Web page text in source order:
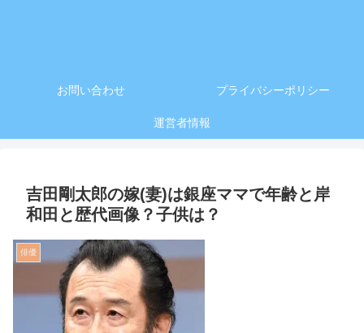
お問い合わせ プライバシーポリシー
運営者情報
吉田剛太郎の嫁(妻)は銀座ママで年齢と岸
和田と歴代画像？子供は？
俳優